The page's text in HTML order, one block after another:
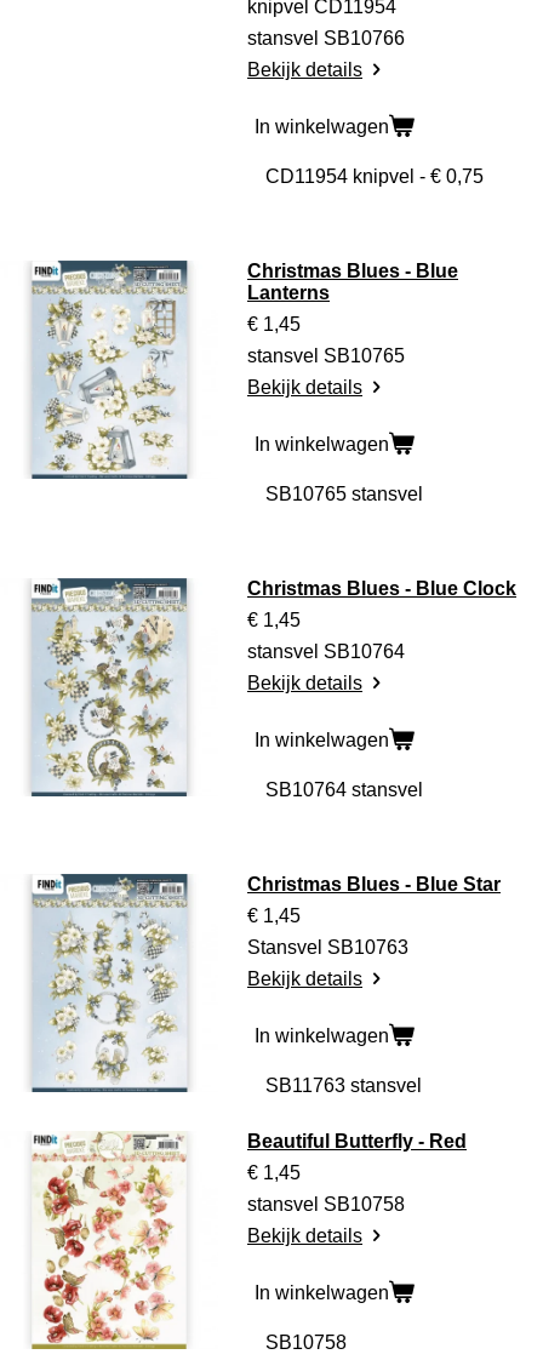
knipvel CD11954
stansvel SB10766
Bekijk details
In winkelwagen
Christmas Blues - Blue
Lanterns
€ 1,45
stansvel SB10765
Bekijk details
In winkelwagen
Christmas Blues - Blue Clock
€ 1,45
stansvel SB10764
Bekijk details
In winkelwagen
Christmas Blues - Blue Star
€ 1,45
Stansvel SB10763
Bekijk details
In winkelwagen
Beautiful Butterfly - Red
€ 1,45
stansvel SB10758
Bekijk details
In winkelwagen